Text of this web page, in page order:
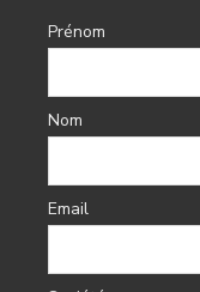
Prénom
Nom
Email